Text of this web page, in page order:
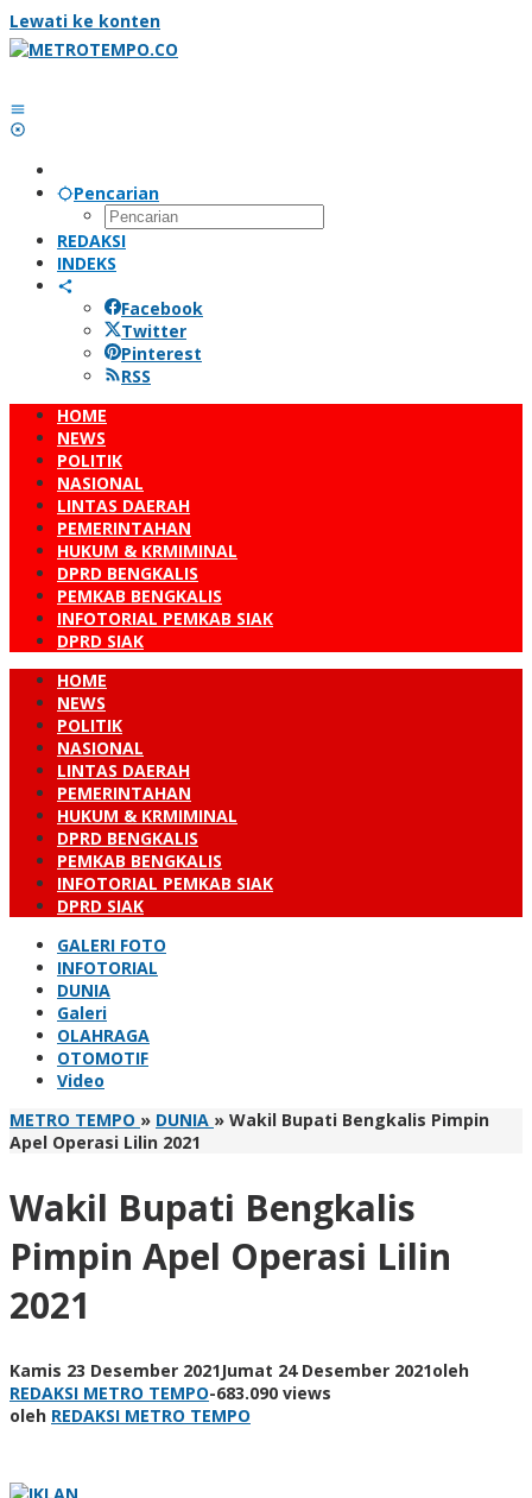
Lewati ke konten
Pencarian
REDAKSI
INDEKS
Facebook
Twitter
Pinterest
RSS
HOME
NEWS
POLITIK
NASIONAL
LINTAS DAERAH
PEMERINTAHAN
HUKUM & KRMIMINAL
DPRD BENGKALIS
PEMKAB BENGKALIS
INFOTORIAL PEMKAB SIAK
DPRD SIAK
HOME
NEWS
POLITIK
NASIONAL
LINTAS DAERAH
PEMERINTAHAN
HUKUM & KRMIMINAL
DPRD BENGKALIS
PEMKAB BENGKALIS
INFOTORIAL PEMKAB SIAK
DPRD SIAK
GALERI FOTO
INFOTORIAL
DUNIA
Galeri
OLAHRAGA
OTOMOTIF
Video
METRO TEMPO » DUNIA » Wakil Bupati Bengkalis Pimpin
Apel Operasi Lilin 2021
Wakil Bupati Bengkalis
Pimpin Apel Operasi Lilin
2021
Kamis 23 Desember 2021Jumat 24 Desember 2021oleh
REDAKSI METRO TEMPO-683.090 views
oleh REDAKSI METRO TEMPO